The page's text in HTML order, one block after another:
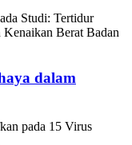
Studi: Tertidur
Berat Badan
dalam
pada 15 Virus